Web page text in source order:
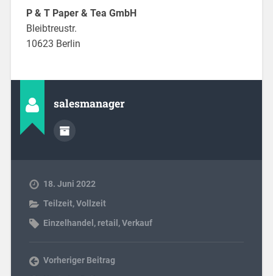
P & T Paper & Tea GmbH
Bleibtreustr.
10623 Berlin
salesmanager
18. Juni 2022
Teilzeit,Vollzeit
Einzelhandel , retail ,Verkauf
Vorheriger Beitrag